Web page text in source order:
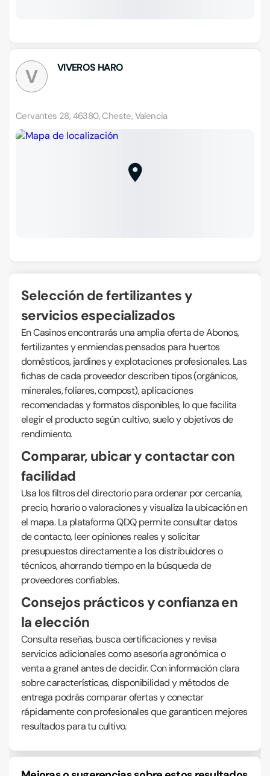
V VIVEROS HARO
Cervantes 28, 46380, Cheste, Valencia
Selección de fertilizantes y
servicios especializados
En Casinos encontrarás una amplia oferta de Abonos,
fertilizantes y enmiendas pensados para huertos
domésticos, jardines y explotaciones profesionales. Las
fichas de cada proveedor describen tipos (orgánicos,
minerales, foliares, compost), aplicaciones
recomendadas y formatos disponibles, lo que facilita
elegir el producto según cultivo, suelo y objetivos de
rendimiento.
Comparar, ubicar y contactar con
facilidad
Usa los filtros del directorio para ordenar por cercanía,
precio, horario o valoraciones y visualiza la ubicación en
el mapa. La plataforma QDQ permite consultar datos
de contacto, leer opiniones reales y solicitar
presupuestos directamente a los distribuidores o
técnicos, ahorrando tiempo en la búsqueda de
proveedores confiables.
Consejos prácticos y confianza en
la elección
Consulta reseñas, busca certificaciones y revisa
servicios adicionales como asesoría agronómica o
venta a granel antes de decidir. Con información clara
sobre características, disponibilidad y métodos de
entrega podrás comparar ofertas y conectar
rápidamente con profesionales que garanticen mejores
resultados para tu cultivo.